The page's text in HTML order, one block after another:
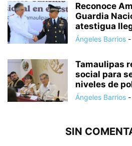
Reconoce
Guardia
atestigua
Ángeles Barrios -
Tamaulipas
social para
niveles de
Ángeles Barrios -
SIN